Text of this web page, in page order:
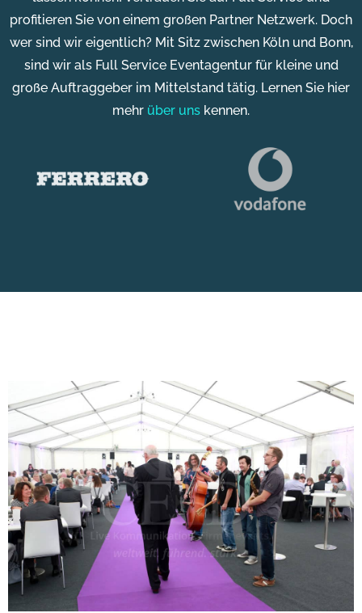
profitieren Sie von einem großen Partner Netzwerk. Doch
wer sind wir eigentlich? Mit Sitz zwischen Köln und Bonn,
sind wir als Full Service Eventagentur für kleine und
große Auftraggeber im Mittelstand tätig. Lernen Sie hier
mehr über uns kennen.